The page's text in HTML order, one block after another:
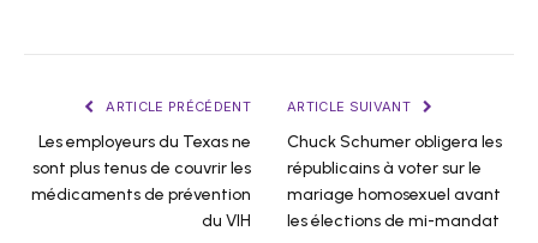
ARTICLE PRÉCÉDENT
Les employeurs du Texas ne
sont plus tenus de couvrir les
médicaments de prévention
du VIH
ARTICLE SUIVANT
Chuck Schumer obligera les
républicains à voter sur le
mariage homosexuel avant
les élections de mi-mandat